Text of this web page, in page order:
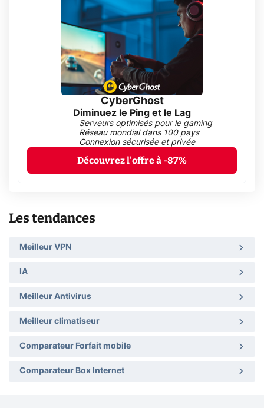
CyberGhost
Diminuez le Ping et le Lag
Serveurs optimisés pour le gaming
Réseau mondial dans 100 pays
Connexion sécurisée et privée
Découvrez l'offre à -87%
Les tendances
Meilleur VPN
IA
Meilleur Antivirus
Meilleur climatiseur
Comparateur Forfait mobile
Comparateur Box Internet